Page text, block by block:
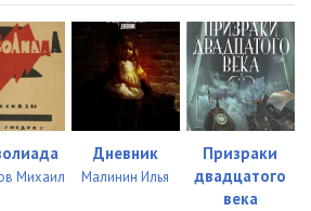
Михаил
Дневник
Малинин Илья
Призраки
двадцатого
века